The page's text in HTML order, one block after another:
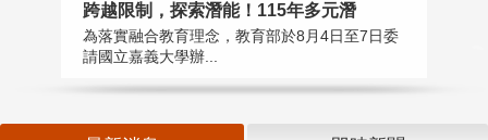
跨越限制，探索潛能！115年多元潛
為落實融合教育理念，教育部於8月4日至7日委
請國立嘉義大學辦...